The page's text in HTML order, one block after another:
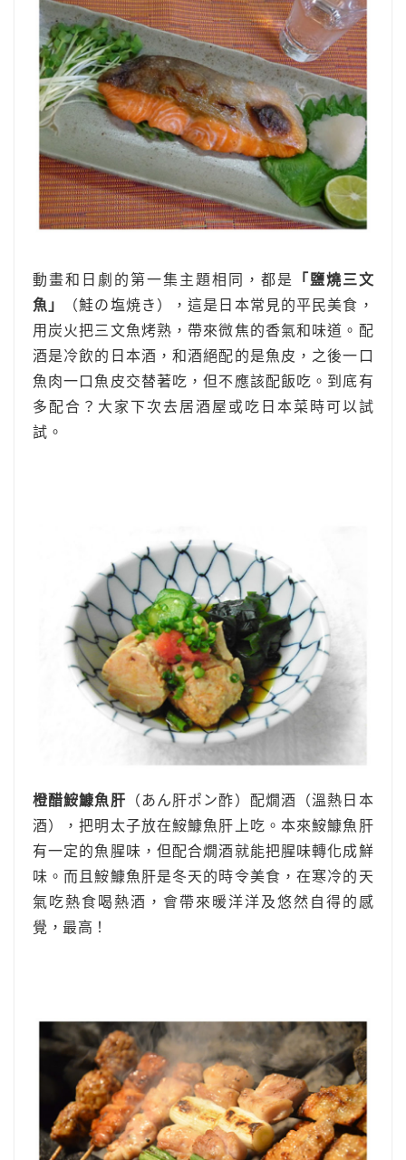
動畫和日劇的第一集主題相同，都是
「鹽燒三文
魚」
（鮭の塩焼き），這是日本常見的平民美食，
用炭火把三文魚烤熟，帶來微焦的香氣和味道。配
酒是冷飲的日本酒，和酒絕配的是魚皮，之後一口
魚肉一口魚皮交替著吃，但不應該配飯吃。到底有
多配合？大家下次去居酒屋或吃日本菜時可以試
試。
橙醋鮟鱇魚肝 （あん肝ポン酢）配燗酒（溫熱日本
酒），把明太子放在鮟鱇魚肝上吃。本來鮟鱇魚肝
有一定的魚腥味，但配合燗酒就能把腥味轉化成鮮
味。而且鮟鱇魚肝是冬天的時令美食，在寒冷的天
氣吃熱食喝熱酒，會帶來暖洋洋及悠然自得的感
覺，最高！